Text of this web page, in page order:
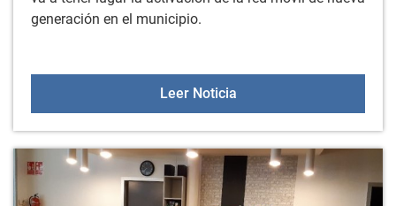
generación en el municipio.
Leer NoticiaActivación de la red